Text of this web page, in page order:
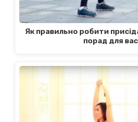
Як правильно робити
порад для вас